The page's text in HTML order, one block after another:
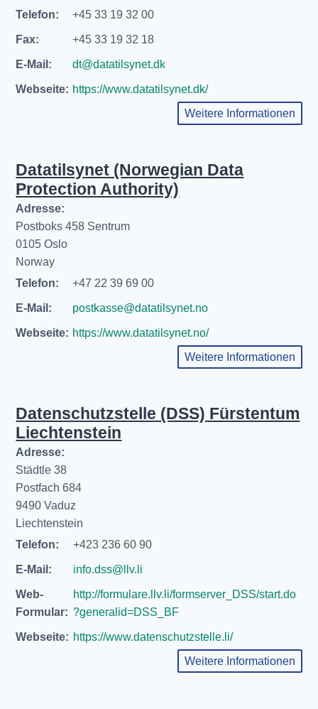
Telefon:
+45 33 19 32 00
Fax: +45 33 19 32 18
E-Mail: dt@datatilsynet.dk
Webseite: https://www.datatilsynet.dk/
Weitere Informationen
Datatilsynet (Norwegian Data
Protection Authority)
Adresse:
Postboks 458 Sentrum
0105 Oslo
Norway
Telefon:
+47 22 39 69 00
E-Mail: postkasse@datatilsynet.no
Webseite: https://www.datatilsynet.no/
Weitere Informationen
Datenschutzstelle (DSS) Fürstentum
Liechtenstein
Adresse:
Städtle 38
Postfach 684
9490 Vaduz
Liechtenstein
Telefon:
+423 236 60 90
E-Mail: info.dss@llv.li
Web-
Formular:
http://formulare.llv.li/formserver_DSS/start.do
?generalid=DSS_BF
Webseite: https://www.datenschutzstelle.li/
Weitere Informationen